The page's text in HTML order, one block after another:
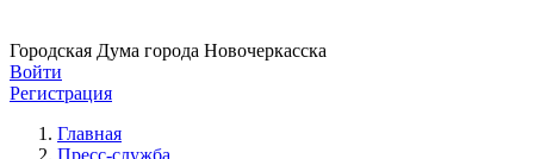
Городская Дума города Новочеркасска
Войти
Регистрация
Главная
Пресс-служба